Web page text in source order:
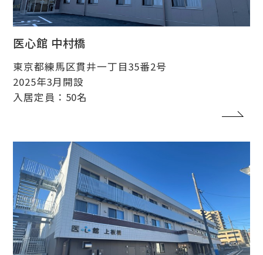
医心館 中村橋
東京都練馬区貫井一丁目35番2号
2025年3月開設
入居定員：50名